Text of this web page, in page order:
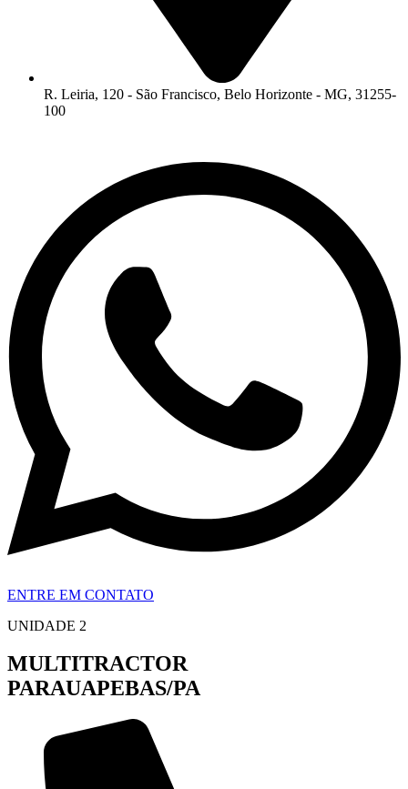
R. Leiria, 120 - São Francisco, Belo Horizonte - MG, 31255-
100
ENTRE EM CONTATO
UNIDADE 2
MULTITRACTOR
PARAUAPEBAS/PA